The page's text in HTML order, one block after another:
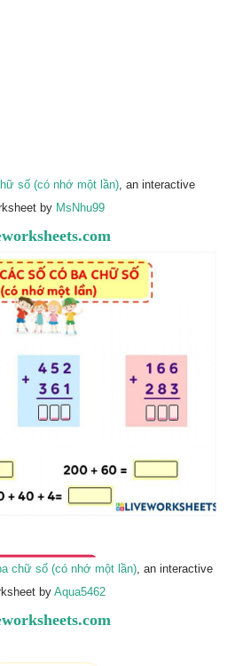
số (có nhớ một lần), an interactive
by MsNhu99
worksheets.com
chữ số (có nhớ một lần) , an interactive
by Aqua5462
worksheets.com